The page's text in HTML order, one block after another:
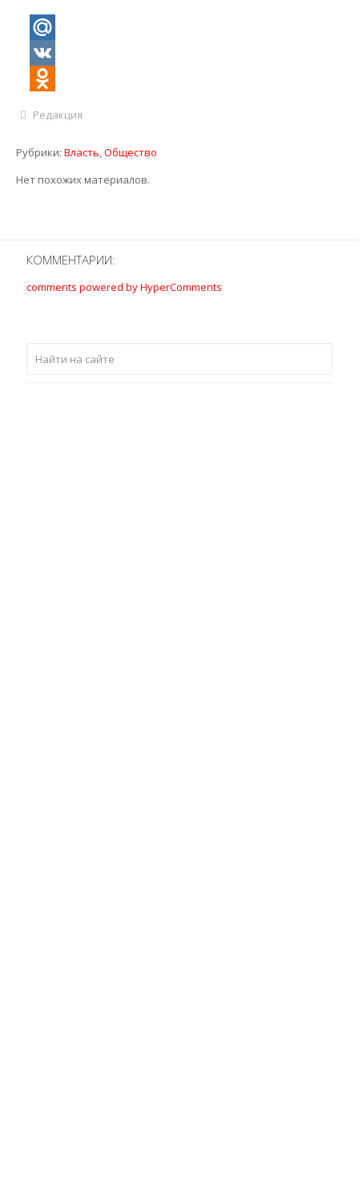
Mail.Ru
VK
Редакция
Рубрики: Власть,Общество
Нет похожих материалов.
КОММЕНТАРИИ:
comments powered by HyperComments